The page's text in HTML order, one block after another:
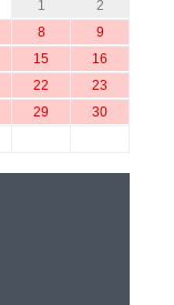
1
2
8
9
15
16
22
23
29
30